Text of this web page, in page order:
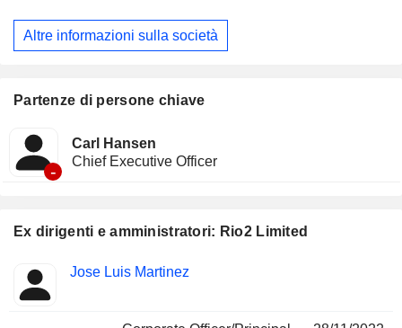
Ex dirigenti e amministratori: Rio2 Limited
Insider
Posizioni
Jose Luis Martinez
km a nord del progetto aurifero Volcan di Hochschild. Si
tratta di un progetto di lisciviazione in cumulo di ossido d’oro
milioni di once d'oro e ospita le miniere di La Coipa e
Marte e Cerro Casale.
Altre informazioni sulla società
Partenze di persone chiave
-
Carl Hansen
Chief Executive Officer